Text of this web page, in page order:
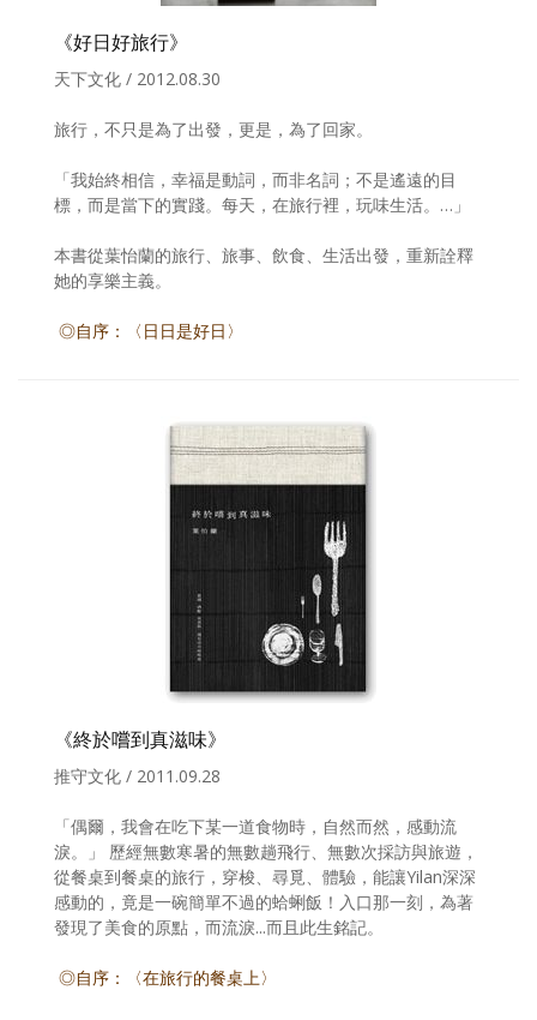
《好日好旅行》
天下文化 / 2012.08.30
旅行，不只是為了出發，更是，為了回家。
「我始終相信，幸福是動詞，而非名詞；不是遙遠的目
標，而是當下的實踐。每天，在旅行裡，玩味生活。…」
本書從葉怡蘭的旅行、旅事、飲食、生活出發，重新詮釋
她的享樂主義。
◎自序：〈日日是好日〉
《終於嚐到真滋味》
推守文化 / 2011.09.28
「偶爾，我會在吃下某一道食物時，自然而然，感動流
淚。」 歷經無數寒暑的無數趟飛行、無數次採訪與旅遊，
從餐桌到餐桌的旅行，穿梭、尋覓、體驗，能讓Yilan深深
感動的，竟是一碗簡單不過的蛤蜊飯！入口那一刻，為著
發現了美食的原點，而流淚...而且此生銘記。
◎自序：〈在旅行的餐桌上〉